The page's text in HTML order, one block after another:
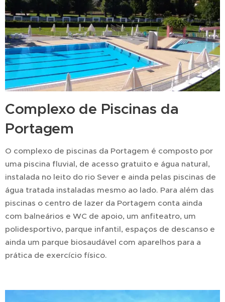
Complexo de Piscinas da
Portagem
O complexo de piscinas da Portagem é composto por
uma piscina fluvial, de acesso gratuito e água natural,
instalada no leito do rio Sever e ainda pelas piscinas de
água tratada instaladas mesmo ao lado. Para além das
piscinas o centro de lazer da Portagem conta ainda
com balneários e WC de apoio, um anfiteatro, um
polidesportivo, parque infantil, espaços de descanso e
ainda um parque biosaudável com aparelhos para a
prática de exercício físico.